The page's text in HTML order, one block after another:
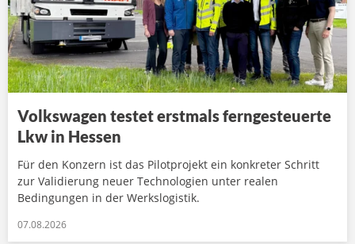
Volkswagen testet erstmals ferngesteuerte
Lkw in Hessen
Für den Konzern ist das Pilotprojekt ein konkreter Schritt
zur Validierung neuer Technologien unter realen
Bedingungen in der Werkslogistik.
07.08.2026